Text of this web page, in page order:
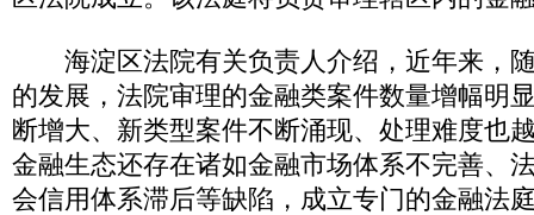
海淀区法院有关负责人介绍，近年来，
的发展，法院审理的金融类案件数量增幅明
断增大、新类型案件不断涌现、处理难度也
金融生态还存在诸如金融市场体系不完善、
会信用体系滞后等缺陷，成立专门的金融法